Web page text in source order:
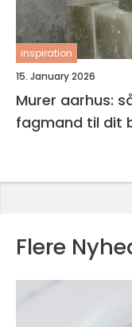
inspiration
15. January 2026
Murer aarhus:
fagmand til dit
Flere